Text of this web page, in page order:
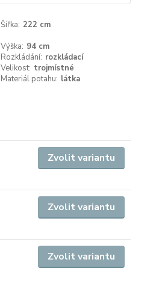
Šířka: 222 cm
Výška: 94 cm
Rozkládání: rozkládací
Velikost: trojmístné
Materiál potahu: látka
Zvolit variantu
Zvolit variantu
Zvolit variantu